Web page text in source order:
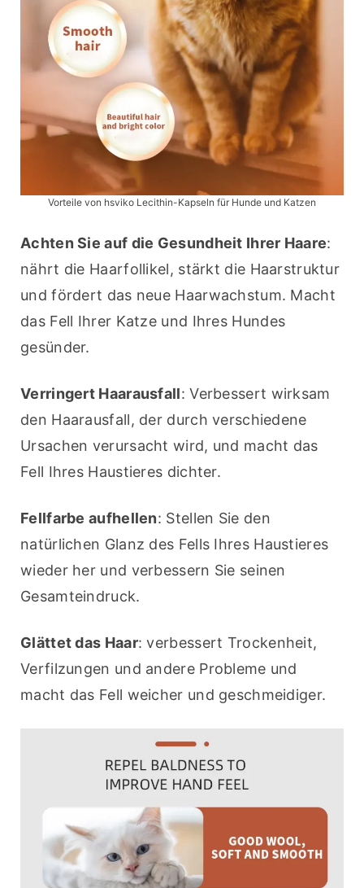
Vorteile von hsviko Lecithin-Kapseln für Hunde und Katzen
Achten Sie auf die Gesundheit Ihrer Haare:
nährt die Haarfollikel, stärkt die Haarstruktur
und fördert das neue Haarwachstum. Macht
das Fell Ihrer Katze und Ihres Hundes
gesünder.
Verringert Haarausfall: Verbessert wirksam
den Haarausfall, der durch verschiedene
Ursachen verursacht wird, und macht das
Fell Ihres Haustieres dichter.
Fellfarbe aufhellen: Stellen Sie den
natürlichen Glanz des Fells Ihres Haustieres
wieder her und verbessern Sie seinen
Gesamteindruck.
Glättet das Haar: verbessert Trockenheit,
Verfilzungen und andere Probleme und
macht das Fell weicher und geschmeidiger.